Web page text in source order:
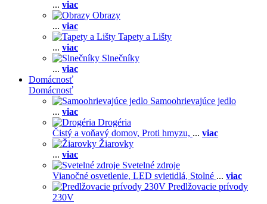
... viac
Obrazy
... viac
Tapety a Lišty
... viac
Slnečníky
... viac
Domácnosť
Domácnosť
Samoohrievajúce jedlo
... viac
Drogéria
Čistý a voňavý domov, Proti hmyzu, ... viac
Žiarovky
... viac
Svetelné zdroje
Vianočné osvetlenie, LED svietidlá, Stolné ... viac
Predlžovacie prívody
230V